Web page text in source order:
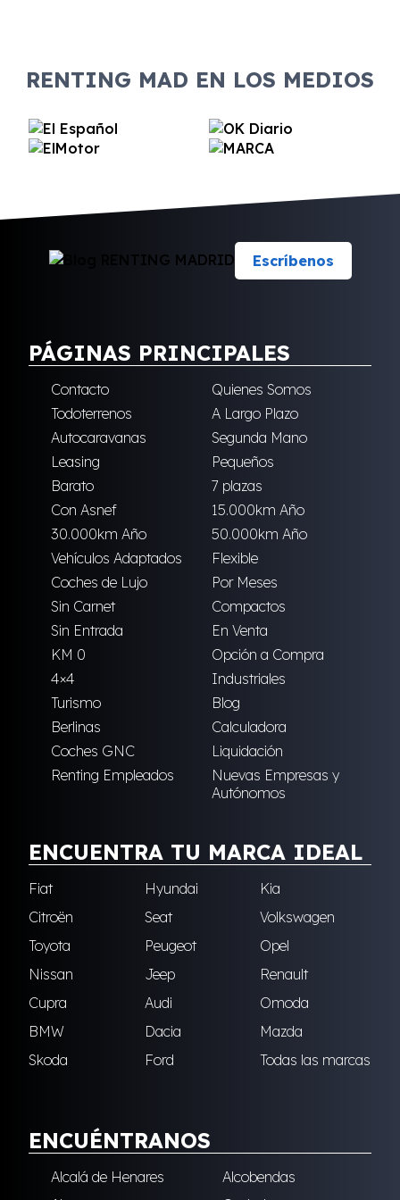
RENTING MAD EN LOS MEDIOS
Escríbenos
PÁGINAS PRINCIPALES
Contacto
Quienes Somos
Todoterrenos
A Largo Plazo
Autocaravanas
Segunda Mano
Leasing
Pequeños
Barato
7 plazas
Con Asnef
15.000km Año
30.000km Año
50.000km Año
Vehículos Adaptados
Flexible
Coches de Lujo
Por Meses
Sin Carnet
Compactos
Sin Entrada
En Venta
KM 0
Opción a Compra
4×4
Industriales
Turismo
Blog
Berlinas
Calculadora
Coches GNC
Liquidación
Renting Empleados
Nuevas Empresas y
Autónomos
ENCUENTRA TU MARCA IDEAL
Fiat Hyundai
Kia
Citroën
Seat
Volkswagen
Toyota
Peugeot
Opel
Nissan
Jeep
Renault
Cupra
Audi
Omoda
BMW
Dacia
Mazda
Skoda
Ford Todas las marcas
ENCUÉNTRANOS
Alcalá de Henares
Alcobendas